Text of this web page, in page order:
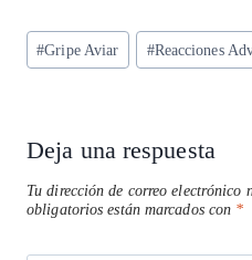
ts
A
p
eg
ra
eb
o
k
Etiquetas
de
#Gripe Aviar #Reacciones
Deja una respuesta
Tu dirección de correo electrónico
obligatorios están marcados con *